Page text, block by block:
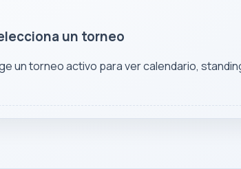
un torneo
un torneo activo para ver calendario,